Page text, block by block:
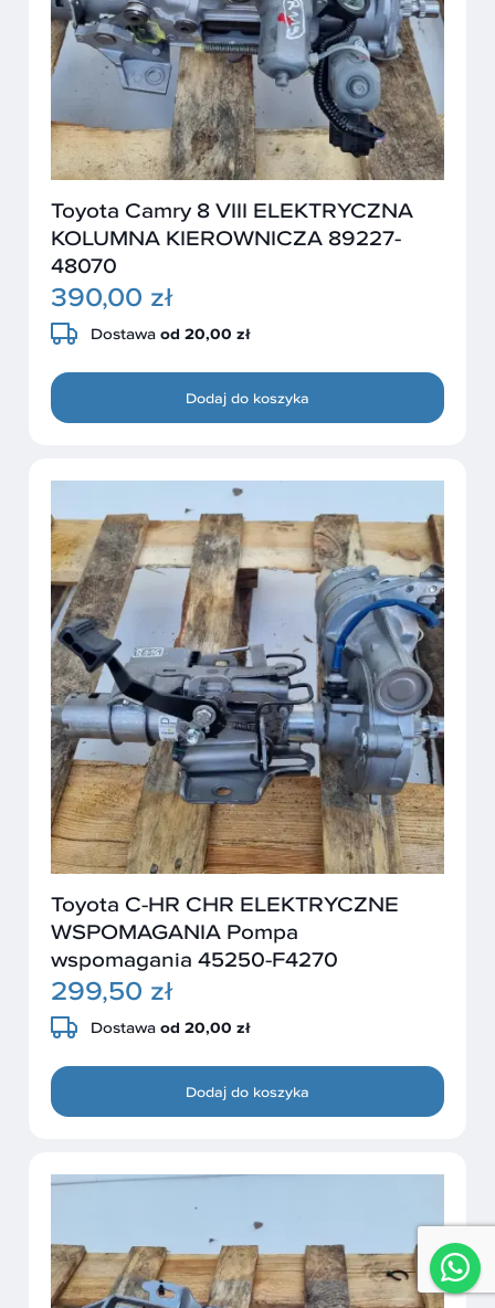
Toyota Camry 8 VIII ELEKTRYCZNA
KOLUMNA KIEROWNICZA 89227-
48070
390,00 zł
Dostawa od 20,00 zł
Dodaj do koszyka
Toyota C-HR CHR ELEKTRYCZNE
WSPOMAGANIA Pompa
wspomagania 45250-F4270
299,50 zł
Dostawa od 20,00 zł
Dodaj do koszyka